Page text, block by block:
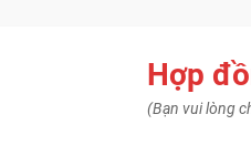
Hợp
(Bạn vui lòng